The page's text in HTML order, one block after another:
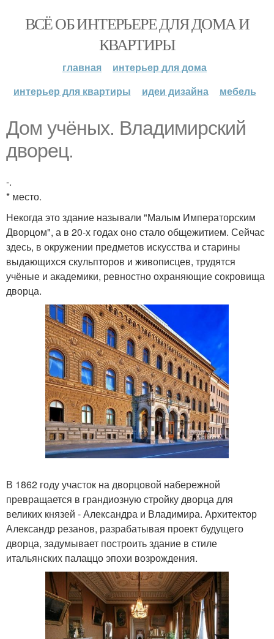
ВСЁ ОБ ИНТЕРЬЕРЕ ДЛЯ ДОМА И
КВАРТИРЫ
главная
интерьер для дома
интерьер для квартиры
идеи дизайна мебель
Дом учёных. Владимирский
дворец.
-.
* место.
Некогда это здание называли "Малым Императорским
Дворцом", а в 20-х годах оно стало общежитием. Сейчас
здесь, в окружении предметов искусства и старины
выдающихся скульпторов и живописцев, трудятся
учёные и академики, ревностно охраняющие сокровища
дворца.
В 1862 году участок на дворцовой набережной
превращается в грандиозную стройку дворца для
великих князей - Александра и Владимира. Архитектор
Александр резанов, разрабатывая проект будущего
дворца, задумывает построить здание в стиле
итальянских палаццо эпохи возрождения.